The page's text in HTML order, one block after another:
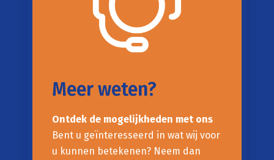
Meer weten?
Ontdek de mogelijkheden met ons
Bent u geïnteresseerd in wat wij voor
u kunnen betekenen? Neem dan